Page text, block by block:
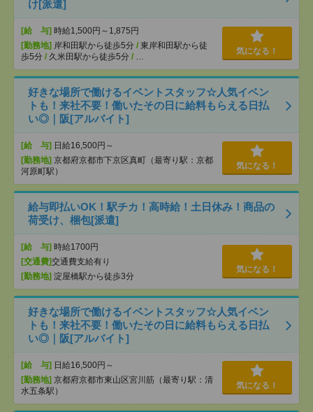
け[派遣]
[給 与] 時給1,500円～1,875円
[勤務地] 岸和田駅から徒歩5分 / 東岸和田駅から徒
歩5分 / 久米田駅から徒歩5分 / …
気になる！
好きな場所で働けるイベントスタッフ☆人気イベン
トも！来社不要！働いたその日に給料もらえる日払
い◎｜阪[アルバイト]
[給 与] 日給16,500円～
[勤務地] 京都府京都市下京区真町（最寄り駅：京都
河原町駅）
気になる！
給与即払いOK！駅チカ！高時給！土日休み！商品の
荷受け、梱包[派遣]
[給 与] 時給1700円
[交通費]交通費支給有り
[勤務地] 淀屋橋駅から徒歩3分
気になる！
好きな場所で働けるイベントスタッフ☆人気イベン
トも！来社不要！働いたその日に給料もらえる日払
い◎｜阪[アルバイト]
[給 与] 日給16,500円～
[勤務地] 京都府京都市東山区宮川筋（最寄り駅：清
水五条駅）
気になる！